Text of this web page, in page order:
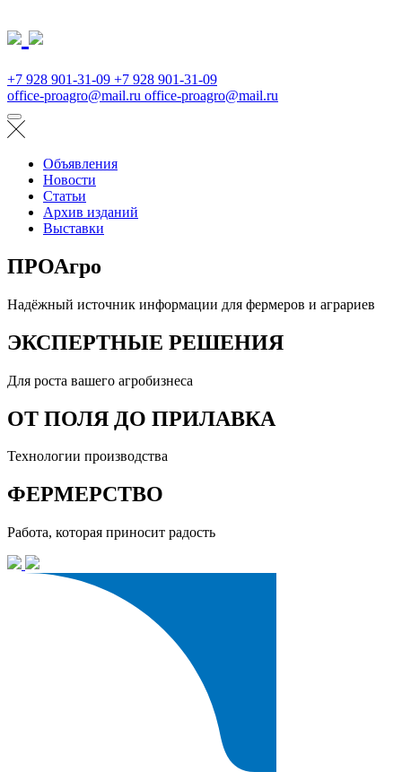
+7 928 901-31-09 +7 928 901-31-09
office-proagro@mail.ru office-proagro@mail.ru
Объявления
Новости
Статьи
Архив изданий
Выставки
ПРОАгро
Надёжный источник информации для фермеров и аграриев
ЭКСПЕРТНЫЕ РЕШЕНИЯ
Для роста вашего агробизнеса
ОТ ПОЛЯ ДО ПРИЛАВКА
Технологии производства
ФЕРМЕРСТВО
Работа, которая приносит радость